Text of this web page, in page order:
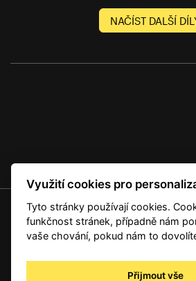
NAČÍST DALŠÍ
© 2001 — 2026 Copyright CMI News a
Autorská práva
Zpracování osobních údajů -
Využití cookies pro
Tyto stránky používají cookies.
funkčnost stránek, případně nám
vaše chování, pokud nám to
Přijmout vše